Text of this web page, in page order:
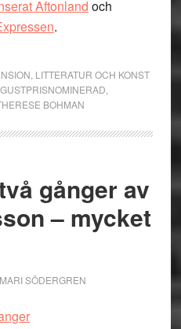
Aftonland och
.
LITTERATUR OCH KONST
BOHMAN
gånger av
– mycket
SÖDERGREN